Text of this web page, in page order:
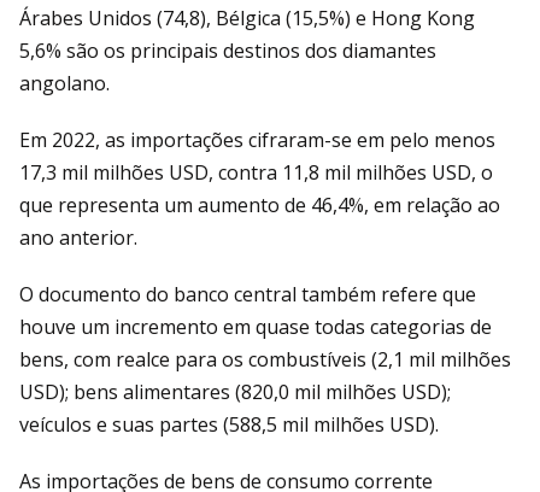
Árabes Unidos (74,8), Bélgica (15,5%) e Hong Kong
5,6% são os principais destinos dos diamantes
angolano.
Em 2022, as importações cifraram-se em pelo menos
17,3 mil milhões USD, contra 11,8 mil milhões USD, o
que representa um aumento de 46,4%, em relação ao
ano anterior.
O documento do banco central também refere que
houve um incremento em quase todas categorias de
bens, com realce para os combustíveis (2,1 mil milhões
USD); bens alimentares (820,0 mil milhões USD);
veículos e suas partes (588,5 mil milhões USD).
As importações de bens de consumo corrente